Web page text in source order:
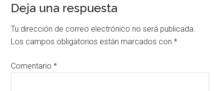
Interacciones
con
los
lectores
Deja una respuesta
Tu dirección de correo electrónico no será publicada.
Los campos obligatorios están marcados con*
Comentario*